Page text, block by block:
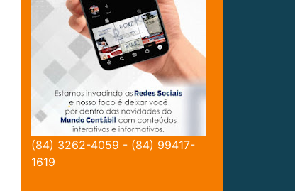
(84) 3262-4059 - (84) 99417-
1619